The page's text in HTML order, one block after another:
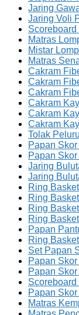
Jaring
Jaring Voli
Matras
Mistar
Matras
Cakram
Cakram
Cakram
Cakram
Cakram
Cakram
Tolak
Papan
Papan
Jaring
Jaring
Ring
Ring
Ring
Ring
Papan
Ring
Set Papan
Papan
Papan
Papan
Matras